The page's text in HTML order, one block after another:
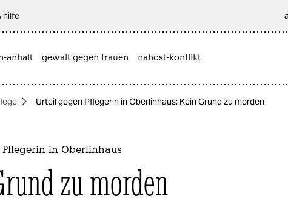
hilfe
anhalt gewalt gegen frauen nahost-konflikt
Urteil gegen Pflegerin in Oberlinhaus: Kein Grund zu morden
Pflegerin in Oberlinhaus
zu morden